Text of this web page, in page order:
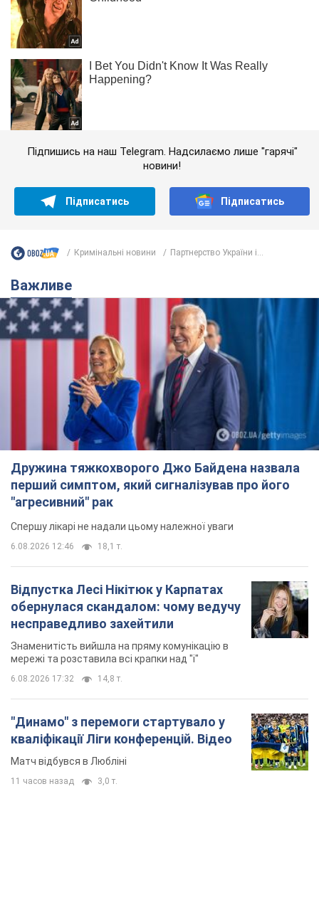
Підпишись на наш Telegram. Надсилаємо лише "гарячі"
новини!
Підписатись Підписатись
Кримінальні новини Партнерство України і...
Важливе
Дружина тяжкохворого Джо Байдена назвала
перший симптом, який сигналізував про його
"агресивний" рак
Спершу лікарі не надали цьому належної уваги
6.08.2026 12:46 18,1 т.
Відпустка Лесі Нікітюк у Карпатах
обернулася скандалом: чому ведучу
несправедливо захейтили
Знаменитість вийшла на пряму комунікацію в
мережі та розставила всі крапки над "і"
6.08.2026 17:32 14,8 т.
"Динамо" з перемоги стартувало у
кваліфікації Ліги конференцій. Відео
Матч відбувся в Любліні
11 часов назад 3,0 т.